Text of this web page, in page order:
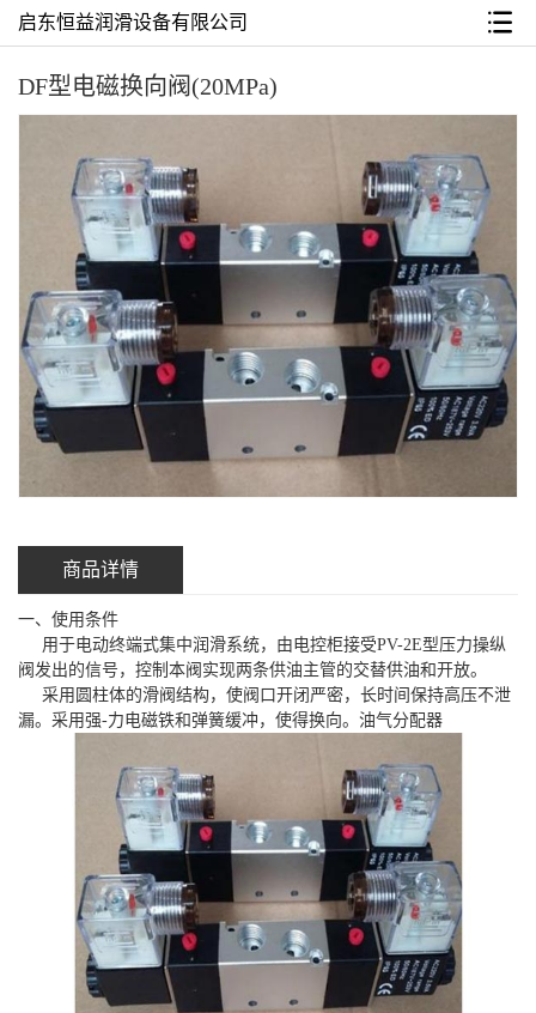
启东恒益润滑设备有限公司
DF型电磁换向阀(20MPa)
商品详情
一、使用条件
用于电动终端式集中润滑系统，由电控柜接受PV-2E型压力操纵
阀发出的信号，控制本阀实现两条供油主管的交替供油和开放。
采用圆柱体的滑阀结构，使阀口开闭严密，长时间保持高压不泄
漏。采用强-力电磁铁和弹簧缓冲，使得换向。油气分配器